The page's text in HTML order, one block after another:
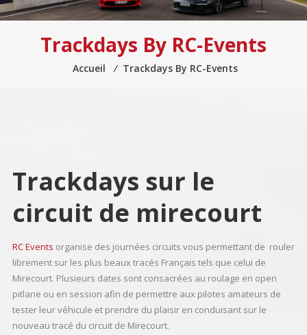
Trackdays By RC-Events
Accueil ⁄ Trackdays By RC-Events
Trackdays sur le
circuit de mirecourt
RC Events organise des journées circuits vous permettant de rouler
librement sur les plus beaux tracés Français tels que celui de
Mirecourt. Plusieurs dates sont consacrées au roulage en open
pitlane ou en session afin de permettre aux pilotes amateurs de
tester leur véhicule et prendre du plaisir en conduisant sur le
nouveau tracé du circuit de Mirecourt.